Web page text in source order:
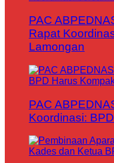
PAC
Rapat
Lamongan
PAC
Koordinasi: